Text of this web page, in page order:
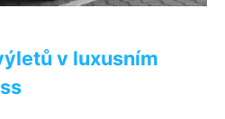
v luxusním